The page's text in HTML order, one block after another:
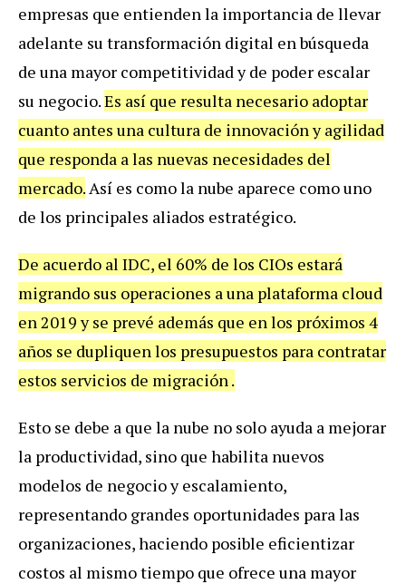
empresas que entienden la importancia de llevar
adelante su transformación digital en búsqueda
de una mayor competitividad y de poder escalar
su negocio.Es así que resulta necesario adoptar
cuanto antes una cultura de innovación y agilidad
que responda a las nuevas necesidades del
mercado.Así es como la nube aparece como uno
de los principales aliados estratégico.
De acuerdo al IDC, el 60% de los CIOs estará
migrando sus operaciones a una plataforma cloud
en 2019 y se prevé además que en los próximos 4
años se dupliquen los presupuestos para contratar
estos servicios de migración .
Esto se debe a que la nube no solo ayuda a mejorar
la productividad, sino que habilita nuevos
modelos de negocio y escalamiento,
representando grandes oportunidades para las
organizaciones, haciendo posible eficientizar
costos al mismo tiempo que ofrece una mayor